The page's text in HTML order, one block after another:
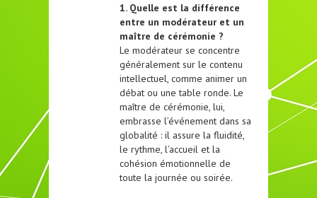
1. Quelle est la différence
entre un modérateur et un
maître de cérémonie ?
Le modérateur se concentre
généralement sur le contenu
intellectuel, comme animer un
débat ou une table ronde. Le
maître de cérémonie, lui,
embrasse l’événement dans sa
globalité : il assure la fluidité,
le rythme, l’accueil et la
cohésion émotionnelle de
toute la journée ou soirée.